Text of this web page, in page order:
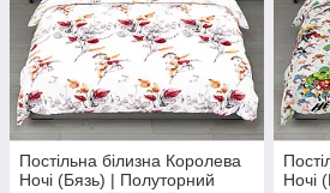
Постільна білизна Королева
Ночі (Бязь) | Полуторний
Ночі